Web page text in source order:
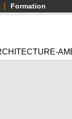
Formation